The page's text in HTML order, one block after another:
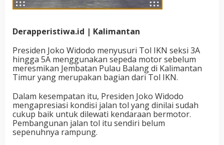
Derapperistiwa.id | Kalimantan
Presiden Joko Widodo menyusuri Tol IKN seksi 3A
hingga 5A menggunakan sepeda motor sebelum
meresmikan Jembatan Pulau Balang di Kalimantan
Timur yang merupakan bagian dari Tol IKN.
Dalam kesempatan itu, Presiden Joko Widodo
mengapresiasi kondisi jalan tol yang dinilai sudah
cukup baik untuk dilewati kendaraan bermotor.
Pembangunan jalan tol itu sendiri belum
sepenuhnya rampung.